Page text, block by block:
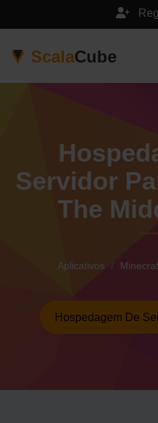
ScalaCube
Servidor
The
Aplicativos
Hospedagem De